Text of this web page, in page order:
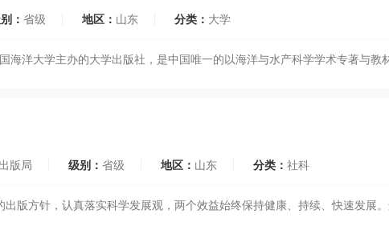
： 省级 地区： 山东 分类： 大学
洋大学主办的大学出版社，是中国唯一的以海洋与水产科学学术专著与教
版局 级别： 省级 地区： 山东 分类： 社科
版方针，认真落实科学发展观，两个效益始终保持健康、持续、快速发展